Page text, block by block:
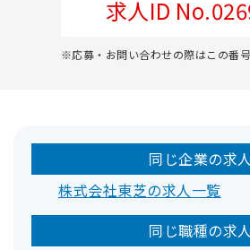
求人ID
※応募・お問い合わせの際はこの番
同じ企業の求人
株式会社東芝の求人一覧
同じ職種の求人